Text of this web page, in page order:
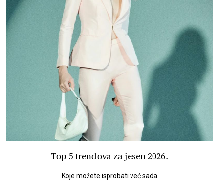
Top 5 trendova za jesen 2026.
Koje možete isprobati već sada